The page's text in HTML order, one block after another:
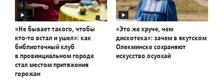
«Не бывает такого, чтобы
кто-то встал и ушел»: как
библиотечный клуб
в провинциальном городе
стал местом притяжения
горожан
«Это же круче, чем
дискотека»: зачем в якутском
Олекминске сохраняют
искусство осуохай